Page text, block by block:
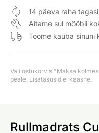
14 päeva raha
Aitame sul mööbli
Toome kauba sinuni
Vali ostukorvis "Maksa
peale. Lisatasusid ei kaasne.
Rullmadrats